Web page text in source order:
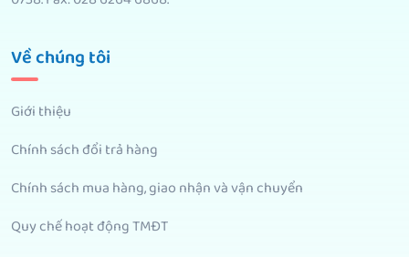
Về chúng tôi
Giới thiệu
Chính sách đổi trả hàng
Chính sách mua hàng, giao nhận và vận chuyển
Quy chế hoạt động TMĐT